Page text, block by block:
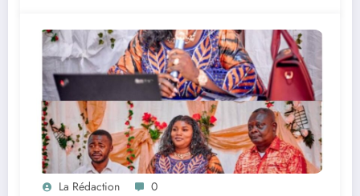
La Rédaction 0